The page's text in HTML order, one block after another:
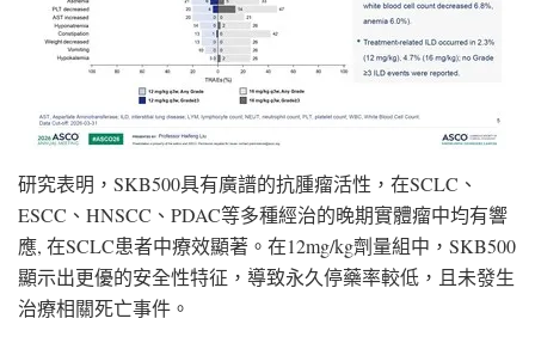
研究表明，SKB500具有廣譜的抗腫瘤活性，在SCLC、
ESCC、HNSCC、PDAC等多種經治的晚期實體瘤中均有響
應, 在SCLC患者中療效顯著。在12mg/kg劑量組中，SKB500
顯示出更優的安全性特征，導致永久停藥率較低，且未發生
治療相關死亡事件。